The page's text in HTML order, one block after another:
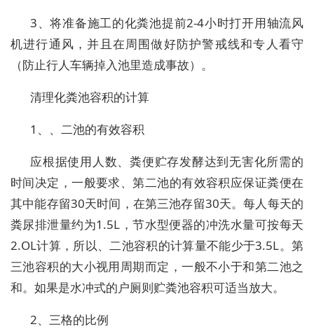
3、将准备施工的化粪池提前2-4小时打开用轴流风
机进行通风，并且在周围做好防护警戒线和专人看守
（防止行人车辆掉入池里造成事故）。
清理化粪池容积的计算
1、、二池的有效容积
应根据使用人数、粪便贮存发酵达到无害化所需的
时间决定，一般要求、第二池的有效容积应保证粪便在
其中能存留30天时间，在第三池存留30天。每人每天的
粪尿排泄量约为1.5L，节水型便器的冲洗水量可按每天
2.OL计算，所以、二池容积的计算量不能少于3.5L。第
三池容积的大小视用周期而定，一般不小于和第二池之
和。如果是水冲式的户厕则贮粪池容积可适当放大。
2、三格的比例